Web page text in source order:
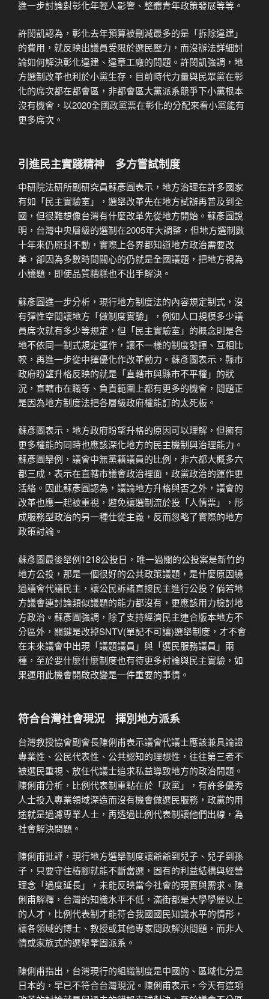
進一步討論對彰化年輕人影響、整體青年政策發展等等。
許閔凱認為，彰化去年預算被刪減最多的是「拆除違建」
的費用，就反映出議員受限於選民壓力，而沒辦法詳細討
論如何解決彰化違建、違章工廠的問題。許閔凱強調，地
方選制改革也利於小黨生存，目前時代力量與民眾黨在彰
化的席次都在都會區，非都會區大黨派系競爭下小黨根本
沒有機會，以2020全國政黨票在彰化的分配來看小黨能有
更多席次。
引進民主實踐精神 多方嘗試制度
中研院法研所副研究員蘇彥圖表示，地方治理在許多國家
有如「民主實驗室」，選舉改革先在地方試辦再普及到全
國，但很難想像台灣有什麼改革先從地方開始。蘇彥圖說
明，台灣中央層級的選制在2005年大調整，但地方選制數
十年來仍原封不動，實際上各界都知道地方政治需要改
革，卻因為多數時間關心的仍就是全國議題，把地方視為
小議題，即使品質糟糕也不出手解決。
蘇彥圖進一步分析，現行地方制度法的內容規定制式，沒
有彈性空間讓地方「做制度實驗」，例如人口規模多少議
員席次就有多少等規定，但「民主實驗室」的概念則是各
地不依同一制式規定運作，讓不一樣的制度發揮、互相比
較，再進一步從中擇優化作改革動力。蘇彥圖表示，縣市
政府盼望升格反映的就是「直轄市與縣市不平權」的狀
況，直轄市在職等、負責範圍上都有更多的機會，問題正
是因為地方制度法把各層級政府權能訂的太死板。
蘇彥圖表示，地方政府盼望升格的原因可以理解，但擁有
更多權能的同時也應該深化地方的民主機制與治理能力。
蘇彥圖舉例，議會中無黨籍議員的比例，非六都大概多六
都三成，表示在直轄市議會政治裡面，政黨政治的運作更
活絡。因此蘇彥圖認為，議論地方升格與否之外，議會的
改革也應一起被重視，避免讓選制流於投「人情票」，形
成服務型政治的另一種仕從主義，反而忽略了實際的地方
政策討論。
蘇彥圖最後舉例1218公投日，唯一過關的公投案是新竹的
地方公投，那是一個很好的公共政策議題，是什麼原因繞
過議會代議民主，讓公民訴諸直接民主進行公投？倘若地
方議會連討論類似議題的能力都沒有，更應該用力檢討地
方政治。蘇彥圖強調，除了支持經濟民主連合版本地方不
分區外，關鍵是改掉SNTV(單記不可讓)選舉制度，才不會
在未來議會中出現「議題議員」與「選民服務議員」兩
種，至於要什麼什麼制度也有待更多討論與民主實驗，如
果運用此機會開啟改變是一件重要的事情。
符合台灣社會現況 揮別地方派系
台灣教授協會副會長陳俐甫表示議會代議士應該兼具論證
專業性、公民代表性、公共認知的理想性，往往第三者不
被選民重視、放任代議士追求私益導致地方的政治問題。
陳俐甫分析，比例代表制重點在於「政黨」，有許多優秀
人士投入專業領域深造而沒有機會做選民服務，政黨的用
途就是過濾專業人士，再透過比例代表制讓他們出線，為
社會解決問題。
陳俐甫批評，現行地方選舉制度讓爺爺到兒子、兒子到孫
子，只要守住樁腳就能不斷當選，固有的利益結構與經營
理念「過度延長」，未能反映當今社會的現實與需求。陳
俐甫解釋，台灣的知識水平不低，滿街都是大學學歷以上
的人才，比例代表制才能符合我國國民知識水平的情形，
讓各領域的博士、教授或其他專家問政解決問題，而非人
情或家族式的選舉鞏固派系。
陳俐甫指出，台灣現行的組織制度是中國的、區域化分是
日本的，早已不符合台灣現況。陳俐甫表示，今天有這項